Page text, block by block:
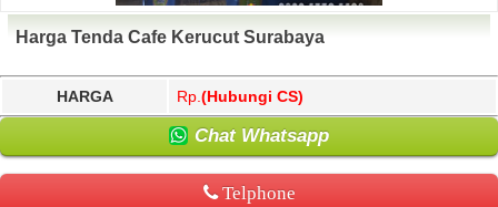
Harga Tenda Cafe Kerucut Surabaya
HARGA Rp. (Hubungi CS)
Chat Whatsapp
Telphone